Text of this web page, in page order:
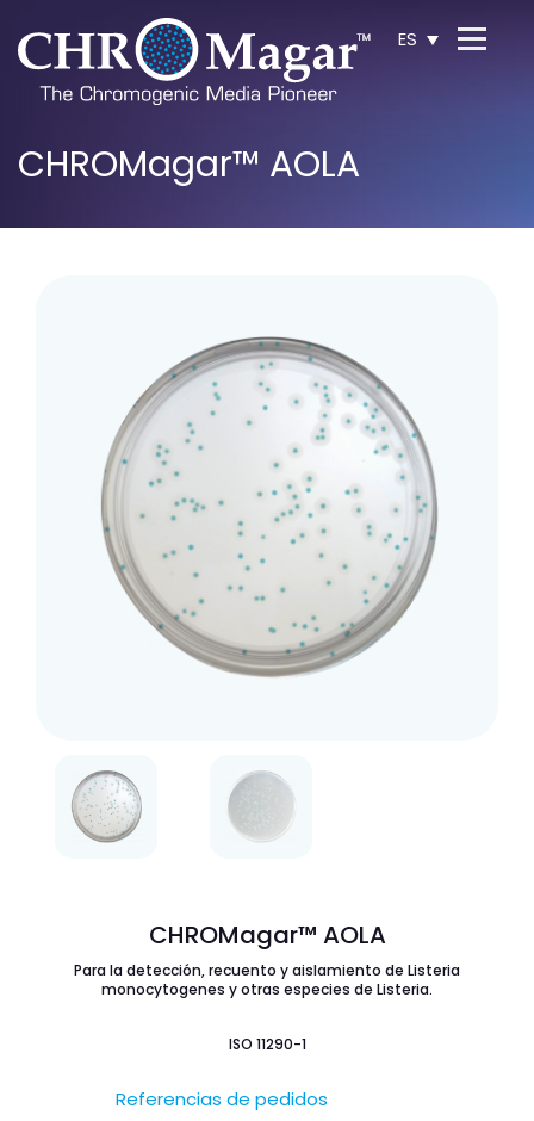
ES
CHROMagar™ AOLA
CHROMagar™ AOLA
Para la detección, recuento y aislamiento de Listeria
monocytogenes y otras especies de Listeria.
ISO 11290-1
Referencias de pedidos